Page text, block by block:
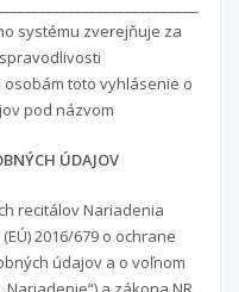
systému zverejňuje za
toto vyhlásenie o
pod názvom
ÚDAJOV
recitálov Nariadenia
2016/679 o ochrane
údajov a o voľnom